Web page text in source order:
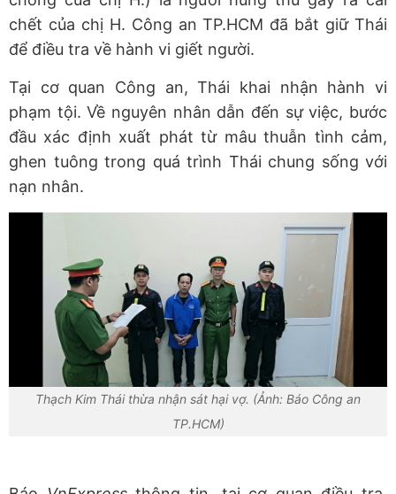
chết của chị H. Công an TP.HCM đã bắt giữ Thái
để điều tra về hành vi giết người.
Tại cơ quan Công an, Thái khai nhận hành vi
phạm tội. Về nguyên nhân dẫn đến sự việc, bước
đầu xác định xuất phát từ mâu thuẫn tình cảm,
ghen tuông trong quá trình Thái chung sống với
nạn nhân.
Thạch Kim Thái thừa nhận sát hại vợ. (Ảnh: Báo Công an
TP.HCM)